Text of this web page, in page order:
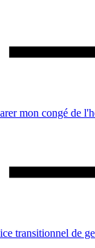
mon congé de
transitionnel de